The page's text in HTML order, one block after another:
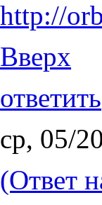
http://
Вверх
ответить
ср, 05/
(Ответ